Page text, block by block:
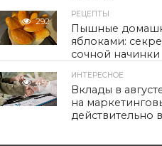
292
РЕЦЕПТЫ
Пышные
яблоками:
сочной начинки
459
ИНТЕРЕСНОЕ
Вклады в
на
действительно